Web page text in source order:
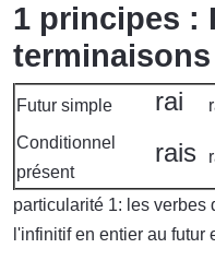
1 principes :
terminaisons
Futur simple rai
Conditionnel
présent
rais
particularité 1: les verbes
l'infinitif en entier au futur